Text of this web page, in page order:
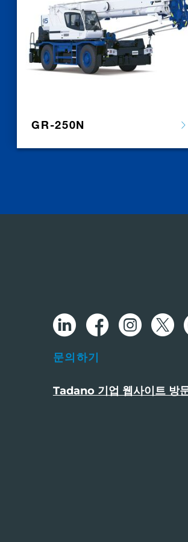
GR-250N
문의하기
Tadano 기업 웹사이트 방